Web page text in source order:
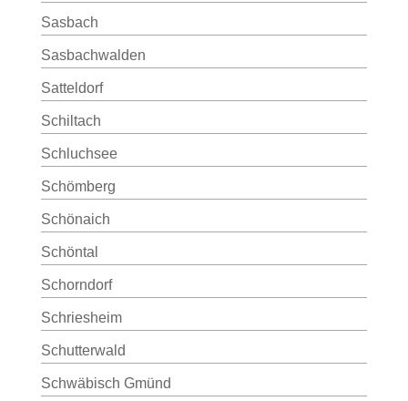
Sasbach
Sasbachwalden
Satteldorf
Schiltach
Schluchsee
Schömberg
Schönaich
Schöntal
Schorndorf
Schriesheim
Schutterwald
Schwäbisch Gmünd